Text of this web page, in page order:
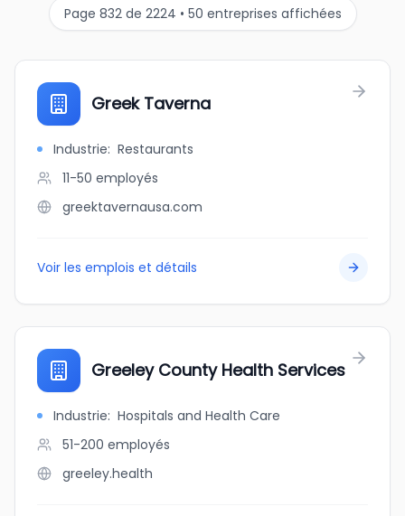
Page 832 de 2224 • 50 entreprises affichées
Greek Taverna
Industrie: Restaurants
11-50 employés
greektavernausa.com
Voir les emplois et détails
Greeley County Health Services
Industrie: Hospitals and Health Care
51-200 employés
greeley.health